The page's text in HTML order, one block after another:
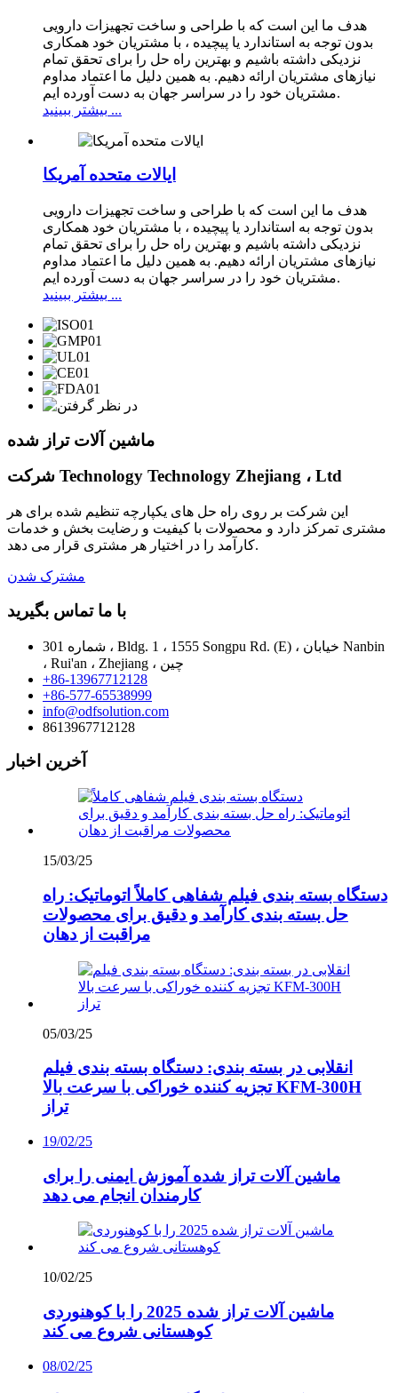
هدف ما این است که با طراحی و ساخت تجهیزات دارویی
بدون توجه به استاندارد یا پیچیده ، با مشتریان خود همکاری
نزدیکی داشته باشیم و بهترین راه حل را برای تحقق تمام
نیازهای مشتریان ارائه دهیم. به همین دلیل ما اعتماد مداوم
مشتریان خود را در سراسر جهان به دست آورده ایم.
بیشتر ببینید ...
ایالات متحده آمریکا
هدف ما این است که با طراحی و ساخت تجهیزات دارویی
بدون توجه به استاندارد یا پیچیده ، با مشتریان خود همکاری
نزدیکی داشته باشیم و بهترین راه حل را برای تحقق تمام
نیازهای مشتریان ارائه دهیم. به همین دلیل ما اعتماد مداوم
مشتریان خود را در سراسر جهان به دست آورده ایم.
بیشتر ببینید ...
ماشین آلات تراز شده
شرکت Technology Technology Zhejiang ، Ltd
این شرکت بر روی راه حل های یکپارچه تنظیم شده برای هر
مشتری تمرکز دارد و محصولات با کیفیت و رضایت بخش و خدمات
کارآمد را در اختیار هر مشتری قرار می دهد.
مشترک شدن
با ما تماس بگیرید
شماره 301 ، Bldg. 1 ، 1555 Songpu Rd. (E) ، خیابان Nanbin
، Rui'an ، Zhejiang ، چین
+86-13967712128
+86-577-65538999
info@odfsolution.com
8613967712128
آخرین اخبار
15/03/25
دستگاه بسته بندی فیلم شفاهی کاملاً اتوماتیک: راه
حل بسته بندی کارآمد و دقیق برای محصولات
مراقبت از دهان
05/03/25
انقلابی در بسته بندی: دستگاه بسته بندی فیلم
تجزیه کننده خوراکی با سرعت بالا KFM-300H
تراز
19/02/25
ماشین آلات تراز شده آموزش ایمنی را برای
کارمندان انجام می دهد
10/02/25
ماشین آلات تراز شده 2025 را با کوهنوردی
کوهستانی شروع می کند
08/02/25